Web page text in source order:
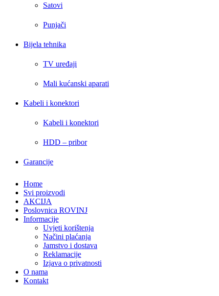
Satovi
Punjači
Bijela tehnika
TV uređaji
Mali kućanski aparati
Kabeli i konektori
Kabeli i konektori
HDD – pribor
Garancije
Home
Svi proizvodi
AKCIJA
Poslovnica ROVINJ
Informacije
Uvjeti korištenja
Načini plaćanja
Jamstvo i dostava
Reklamacije
Izjava o privatnosti
O nama
Kontakt